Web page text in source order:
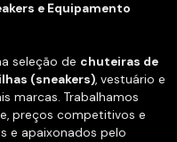
e Equipamento
seleção de chuteiras de
(sneakers), vestuário e
marcas. Trabalhamos
preços competitivos e
e apaixonados pelo